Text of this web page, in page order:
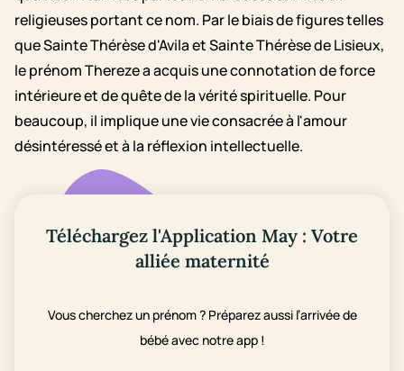
religieuses portant ce nom. Par le biais de figures telles
que Sainte Thérèse d'Avila et Sainte Thérèse de Lisieux,
le prénom Thereze a acquis une connotation de force
intérieure et de quête de la vérité spirituelle. Pour
beaucoup, il implique une vie consacrée à l'amour
désintéressé et à la réflexion intellectuelle.
Téléchargez l'Application May : Votre
alliée maternité
Vous cherchez un prénom ? Préparez aussi l’arrivée de
bébé avec notre app !